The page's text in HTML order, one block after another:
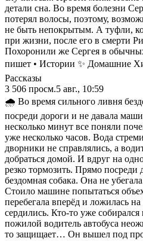
детали сна. Во время болезни
потерял волосы, поэтому,
не быть непокрытым. А туфли,
при жизни, после его в смерти
Похоронили же Сергея в
пишет • Истории ✨ Домашние
Рассказы
3 506 просм.5 авг., 10:59
🌧️ Во время сильного ливня
посреди дороги и не давала
несколько минут все поняли
уже несколько часов. Вода
дворники не справлялись, а
добраться домой. И вдруг на
резко тормозить. Прямо посреди
бездомная собака. Она не
Стоило машине попытаться
перебегала вперёд и ложилась
сердились. Кто-то уже
пожилой водитель автобуса
то защищает… Он вышел под